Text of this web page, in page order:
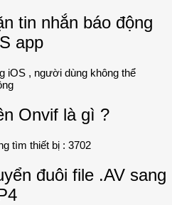
tin nhắn báo động
app
iOS , người dùng không thể
Onvif là gì ?
tìm thiết bị : 3702
đuôi file .AV sang